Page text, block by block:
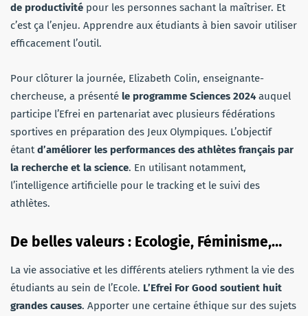
de productivité pour les personnes sachant la maîtriser. Et
c’est ça l’enjeu. Apprendre aux étudiants à bien savoir utiliser
efficacement l’outil.
Pour clôturer la journée, Elizabeth Colin, enseignante-
chercheuse, a présenté le programme Sciences 2024auquel
participe l’Efrei en partenariat avec plusieurs fédérations
sportives en préparation des Jeux Olympiques. L’objectif
étantd’améliorer les performances des athlètes français par
la recherche et la science. En utilisant notamment,
l’intelligence artificielle pour le tracking et le suivi des
athlètes.
De belles valeurs : Ecologie, Féminisme,…
La vie associative et les différents ateliers rythment la vie des
étudiants au sein de l’Ecole. L’Efrei For Good soutient huit
grandes causes. Apporter une certaine éthique sur des sujets